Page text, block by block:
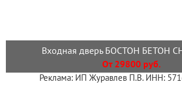
Входная дверь БОСТОН БЕТОН
От 29800 руб.
Реклама: ИП Журавлев П.В. ИНН: